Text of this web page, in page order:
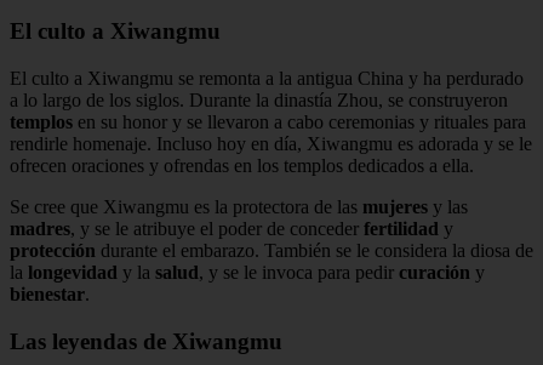
El culto a Xiwangmu
El culto a Xiwangmu se remonta a la antigua China y ha perdurado
a lo largo de los siglos. Durante la dinastía Zhou, se construyeron
templos en su honor y se llevaron a cabo ceremonias y rituales para
rendirle homenaje. Incluso hoy en día, Xiwangmu es adorada y se le
ofrecen oraciones y ofrendas en los templos dedicados a ella.
Se cree que Xiwangmu es la protectora de las mujeres y las
madres, y se le atribuye el poder de conceder fertilidad y
protección durante el embarazo. También se le considera la diosa de
la longevidad y la salud, y se le invoca para pedir curación y
bienestar.
Las leyendas de Xiwangmu